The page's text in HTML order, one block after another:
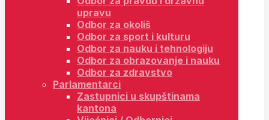
upravu
Odbor za okoliš
Odbor za sport i kulturu
Odbor za nauku i tehnologiju
Odbor za obrazovanje i nauku
Odbor za zdravstvo
Parlamentarci
Zastupnici u skupštinama
kantona